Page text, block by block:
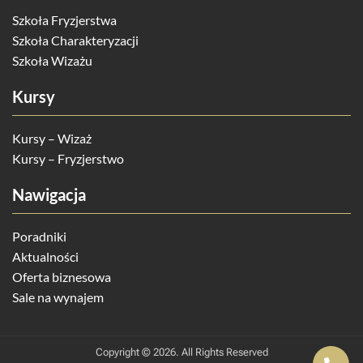
Szkoła Fryzjerstwa
Szkoła Charakteryzacji
Szkoła Wizażu
Kursy
Kursy – Wizaż
Kursy – Fryzjerstwo
Nawigacja
Poradniki
Aktualności
Oferta biznesowa
Sale na wynajem
Copyright © 2026. All Rights Reserved